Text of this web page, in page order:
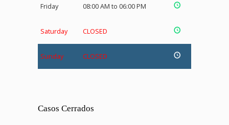
Friday 08:00 AM to 06:00 PM
Saturday CLOSED
Sunday CLOSED
Casos Cerrados